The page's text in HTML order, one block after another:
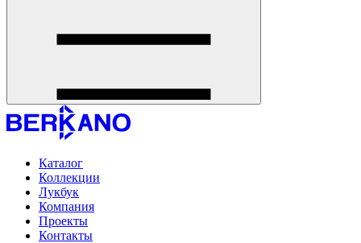
Каталог
Коллекции
Лукбук
Компания
Проекты
Контакты